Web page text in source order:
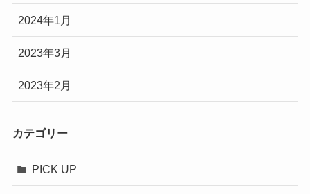
2024年1月
2023年3月
2023年2月
カテゴリー
PICK UP